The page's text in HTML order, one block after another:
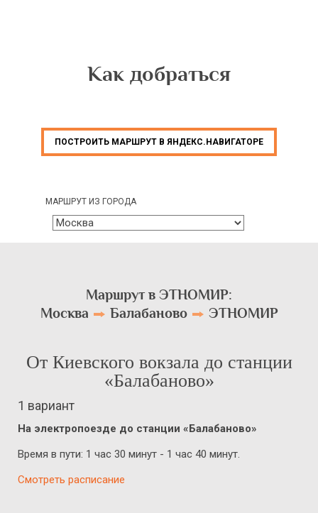
Как добраться
ПОСТРОИТЬ МАРШРУТ В ЯНДЕКС.НАВИГАТОРЕ
МАРШРУТ ИЗ ГОРОДА
Маршрут в ЭТНОМИР:
Москва
Балабаново ЭТНОМИР
От Киевского вокзала до станции
«Балабаново»
1 вариант
На электропоезде до станции «Балабаново»
Время в пути: 1 час 30 минут - 1 час 40 минут.
Смотреть расписание